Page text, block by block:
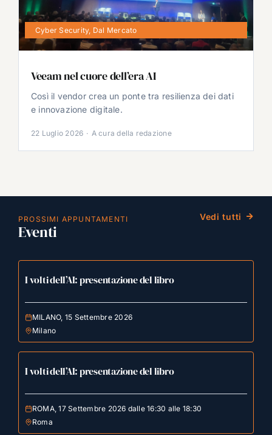
Cyber Security, Dal Mercato
Veeam nel cuore dell’era AI
Così il vendor crea un ponte tra resilienza dei dati
e innovazione digitale.
22 Luglio 2026 · A cura della redazione
PROSSIMI APPUNTAMENTI
Eventi
Vedi tutti
I volti dell’AI: presentazione del libro
MILANO, 15 Settembre 2026
Milano
I volti dell’AI: presentazione del libro
ROMA, 17 Settembre 2026 dalle 16:30 alle 18:30
Roma